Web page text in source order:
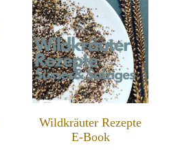
Wildkräuter Rezepte
E-Book